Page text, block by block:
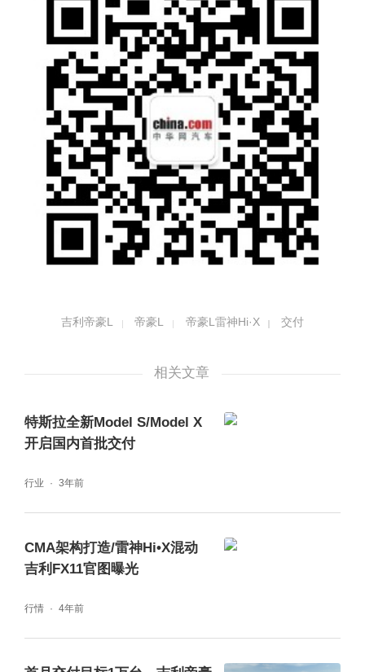
备支持穴位加热的云享自然亲肤座椅、72色森
林沉浸氛围灯、AQS空气质量管理系统、负离
子净化器等人性化科技配置，还搭载了540°透
明底盘、L2级智能辅助驾驶系统、吉利银河O
S生态系统、10.25英寸高清液晶仪表+12.3英
寸高清悬浮中控屏、APP智能远程控制等丰富
的智能配置，以远超同级车型的高品质标准为
用户带来媲美二三十万高端轿车的高价值体
验。
性能不失智能”的无短板超价值混动产品，并以
帝豪家族超345万用户基盘和坚实口碑反哺雷
神超级电混，助推吉利加速向新能源电气化转
型，以全新的智能节能出行方式推动中国新能
源技术革命。
吉利帝豪L 帝豪L 帝豪L雷神Hi·X 交付
相关文章
特斯拉全新Model S/Model X
开启国内首批交付
行业 3年前
CMA架构打造/雷神Hi•X混动
吉利FX11官图曝光
行情 4年前